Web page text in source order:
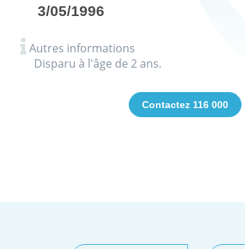
3/05/1996
Autres informations
Disparu à l'âge de 2 ans.
Contactez 116 000